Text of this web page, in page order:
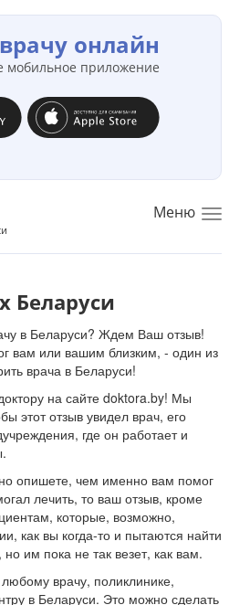
онлайн
мобильное приложение
Меню
Беларуси
в Беларуси? Ждем Ваш отзыв!
вам или вашим близким, - один из
врача в Беларуси!
на сайте doktora.by! Мы
этот отзыв увидел врач, его
где он работает и
опишете, чем именно вам помог
лечить, то ваш отзыв, кроме
которые, возможно,
как вы когда-то и пытаются найти
им пока не так везет, как вам.
врачу, поликлинике,
в Беларуси. Это можно сделать